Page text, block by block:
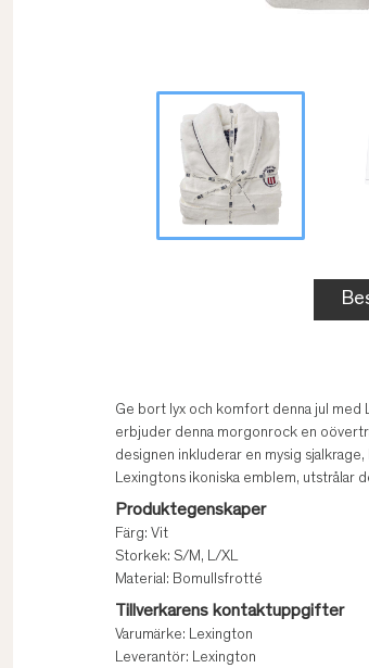
Ge bort lyx och komfort denna jul
erbjuder denna morgonrock en
designen inkluderar en mysig
Lexingtons ikoniska emblem, utstrålar
Produktegenskaper
Färg: Vit
Storkek: S/M, L/XL
Material: Bomullsfrotté
Tillverkarens kontaktuppgifter
Varumärke: Lexington
Leverantör: Lexington